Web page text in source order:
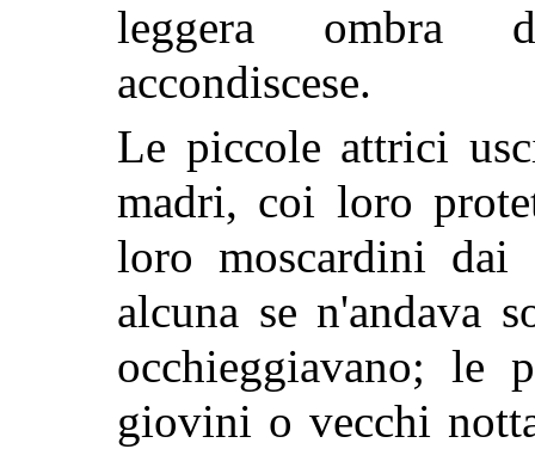
leggera ombra
accondiscese.
Le piccole attrici
madri, coi loro
loro moscardini dai
alcuna se n'andava
occhieggiavano; le
giovini o vecchi